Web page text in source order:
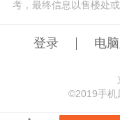
考，最终信息以售楼处
登录 电
©️2019手机